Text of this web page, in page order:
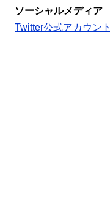
ソーシャルメディア
Twitter公式アカウント